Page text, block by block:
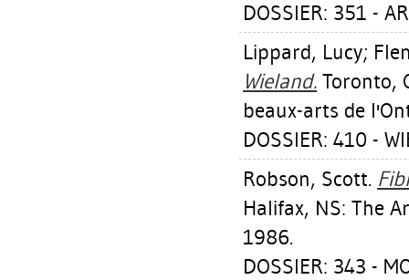
DOSSIER: 351 -
Lippard, Lucy;
Wieland. Toronto,
beaux-arts de
DOSSIER: 410 -
Robson, Scott.
Halifax, NS: The
1986.
DOSSIER: 343 -